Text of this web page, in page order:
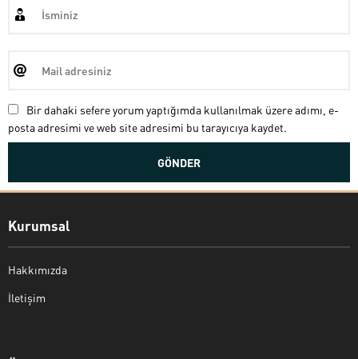
Bir dahaki sefere yorum yaptığımda kullanılmak üzere adımı, e-
posta adresimi ve web site adresimi bu tarayıcıya kaydet.
Kurumsal
Hakkımızda
İletişim